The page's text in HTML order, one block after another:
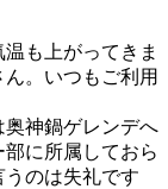
も上がってきま
。いつもご利用
神鍋ゲレンデへ
に所属しておら
のは失礼です